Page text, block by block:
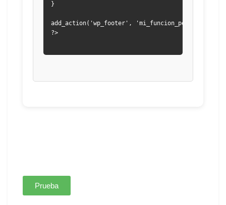
}
add_action('wp_footer',
?>
Prueba